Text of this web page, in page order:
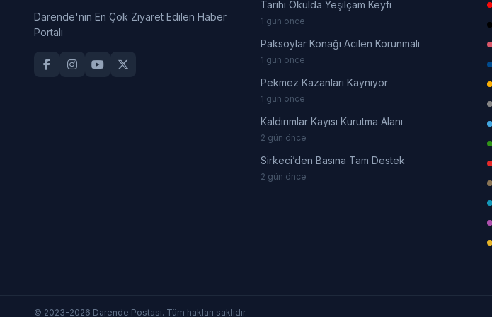
Darende'nin En Çok Ziyaret Edilen Haber
Portalı
Tarihi Okulda Yeşilçam Keyfi
1 gün önce
Paksoylar Konağı Acilen Korunmalı
1 gün önce
Pekmez Kazanları Kaynıyor
1 gün önce
Kaldırımlar Kayısı Kurutma Alanı
2 gün önce
Sirkeci’den Basına Tam Destek
2 gün önce
© 2023-2026 Darende Postası. Tüm hakları saklıdır.